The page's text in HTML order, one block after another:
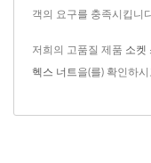
객의 요구를 충족시킵니
저희의 고품질 제품 소켓
헥스 너트 을(를) 확인하시